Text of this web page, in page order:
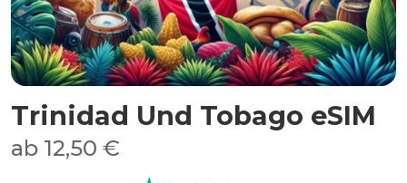
Trinidad Und Tobago eSIM
ab 12,50 €